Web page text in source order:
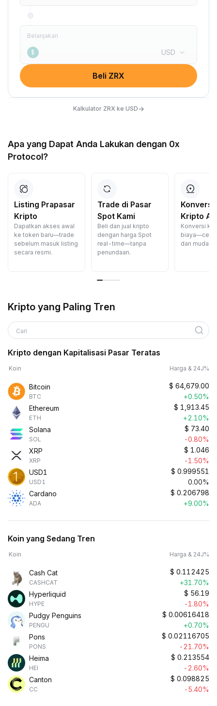
Belanjakan
$ USD
Beli ZRX
Kalkulator ZRX ke USD→
Apa yang Dapat Anda Lakukan dengan 0x
Protocol?
Listing Prapasar
Kripto
Dapatkan akses awal
ke token baru—trade
sebelum masuk listing
secara resmi.
Trade di Pasar
Spot Kami
Beli dan jual kripto
dengan harga Spot
real-time—tanpa
penundaan.
Kripto
Konversi
dan mudah.
Kripto yang Paling Tren
Cari
Kripto dengan Kapitalisasi Pasar Teratas
Koin Harga & 24J%
Bitcoin
BTC
$ 64,679.00
+0.50%
Ethereum
ETH
$ 1,913.45
+2.10%
Solana
SOL
$ 73.40
-0.80%
XRP
XRP
$ 1.046
-1.50%
USD1
USD1
$ 0.999551
0.00%
Cardano
ADA
$ 0.206798
+9.00%
Koin yang Sedang Tren
Koin Harga & 24J%
Cash Cat
CASHCAT
$ 0.112425
+31.70%
Hyperliquid
HYPE
$ 56.19
-1.80%
Pudgy Penguins
PENGU
$ 0.00616418
+0.70%
Pons
PONS
$ 0.02116705
-21.70%
Heima
HEI
$ 0.213554
-2.60%
Canton
CC
$ 0.098825
-5.40%